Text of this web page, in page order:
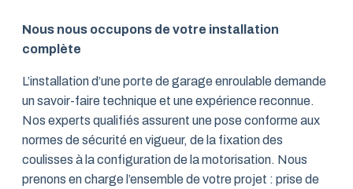
Nous nous occupons de votre installation
complète
L’installation d’une porte de garage enroulable demande
un savoir-faire technique et une expérience reconnue.
Nos experts qualifiés assurent une pose conforme aux
normes de sécurité en vigueur, de la fixation des
coulisses à la configuration de la motorisation. Nous
prenons en charge l’ensemble de votre projet : prise de